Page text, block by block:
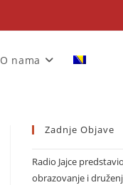
O nama
Zadnje Objave
Radio Jajce
obrazovanje i